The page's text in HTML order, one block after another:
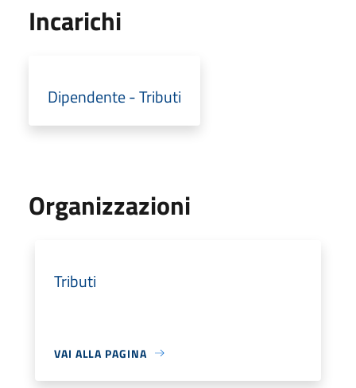
Incarichi
Dipendente - Tributi
Organizzazioni
Tributi
VAI ALLA PAGINA